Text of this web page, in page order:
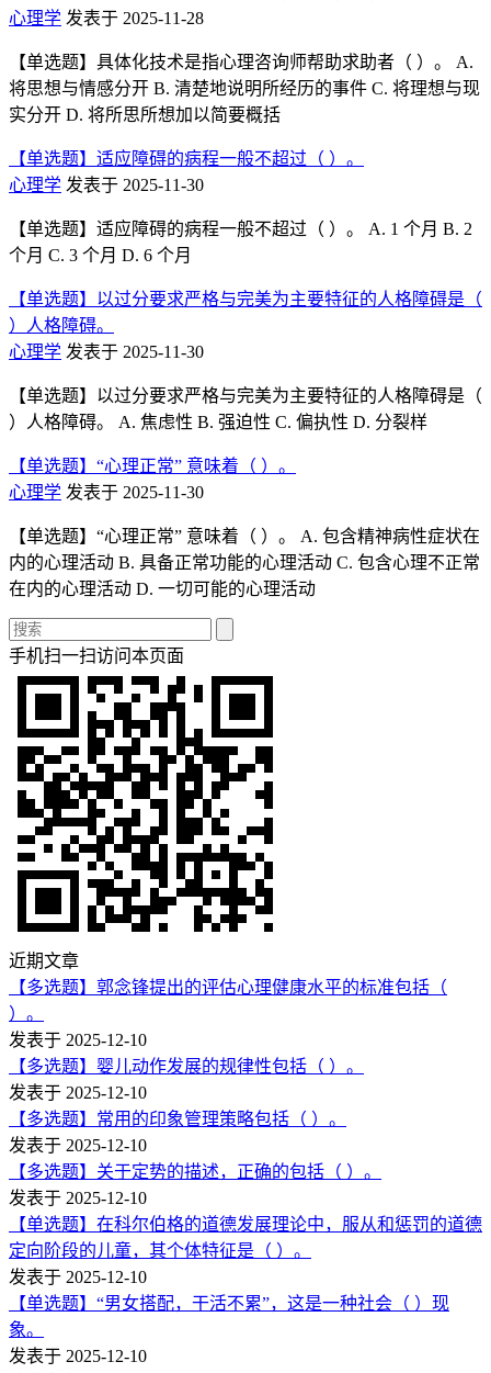
心理学 发表于 2025-11-28
【单选题】具体化技术是指心理咨询师帮助求助者（ ）。 A.
将思想与情感分开 B. 清楚地说明所经历的事件 C. 将理想与现
实分开 D. 将所思所想加以简要概括
【单选题】适应障碍的病程一般不超过（ ）。
心理学 发表于 2025-11-30
【单选题】适应障碍的病程一般不超过（ ）。 A. 1 个月 B. 2
个月 C. 3 个月 D. 6 个月
【单选题】以过分要求严格与完美为主要特征的人格障碍是（
）人格障碍。
心理学 发表于 2025-11-30
【单选题】以过分要求严格与完美为主要特征的人格障碍是（
）人格障碍。 A. 焦虑性 B. 强迫性 C. 偏执性 D. 分裂样
【单选题】“心理正常” 意味着（ ）。
心理学 发表于 2025-11-30
【单选题】“心理正常” 意味着（ ）。 A. 包含精神病性症状在
内的心理活动 B. 具备正常功能的心理活动 C. 包含心理不正常
在内的心理活动 D. 一切可能的心理活动
手机扫一扫访问本页面
近期文章
【多选题】郭念锋提出的评估心理健康水平的标准包括（
）。
发表于 2025-12-10
【多选题】婴儿动作发展的规律性包括（ ）。
发表于 2025-12-10
【多选题】常用的印象管理策略包括（ ）。
发表于 2025-12-10
【多选题】关于定势的描述，正确的包括（ ）。
发表于 2025-12-10
【单选题】在科尔伯格的道德发展理论中，服从和惩罚的道德
定向阶段的儿童，其个体特征是（ ）。
发表于 2025-12-10
【单选题】“男女搭配，干活不累”，这是一种社会（ ）现
象。
发表于 2025-12-10